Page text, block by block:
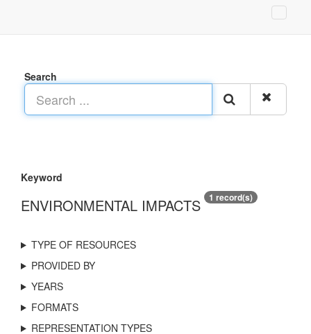
Search
Keyword
ENVIRONMENTAL IMPACTS 1 record(s)
TYPE OF RESOURCES
PROVIDED BY
YEARS
FORMATS
REPRESENTATION TYPES